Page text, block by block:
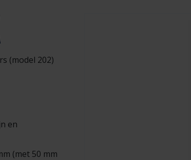
(model 202)
en
(met 50 mm